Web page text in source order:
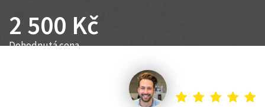
2 500 Kč
Dohodnutá cena